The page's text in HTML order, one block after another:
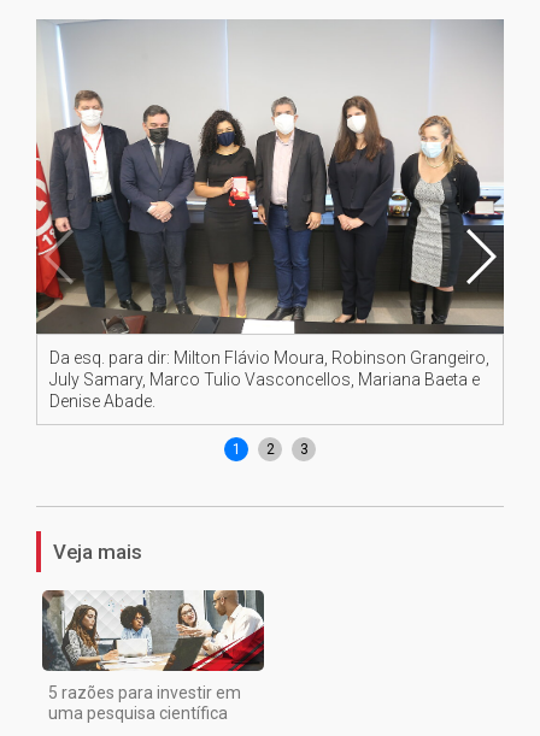
Da esq. para dir: Milton Flávio Moura, Robinson Grangeiro,
July Samary, Marco Tulio Vasconcellos, Mariana Baeta e
Denise Abade.
1 2 3
Veja mais
5 razões para investir em
uma pesquisa científica